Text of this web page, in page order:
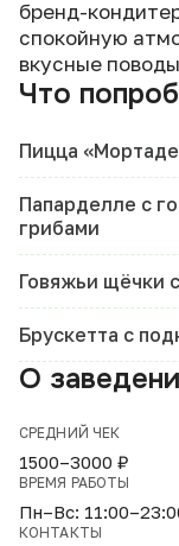
бренд-
спокойную
вкусные
Что
Пицца
Папарделле с
грибами
Говяжьи щёчки
Брускетта с
О
СРЕДНИЙ ЧЕК
1500–3000 ₽
ВРЕМЯ РАБОТЫ
Пн–Вс:
КОНТАКТЫ